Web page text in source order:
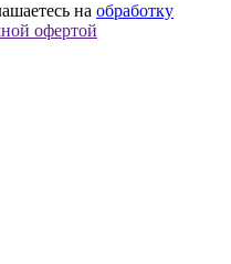
на обработку
офертой